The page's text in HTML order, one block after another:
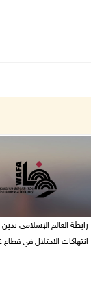
رابطة العالم الإسلامي
انتهاكات الاحتلال في قطاع